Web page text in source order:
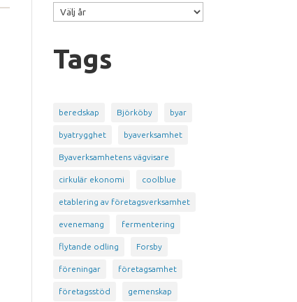
Tags
beredskap Björköby byar
byatrygghet byaverksamhet
Byaverksamhetens vägvisare
cirkulär ekonomi coolblue
etablering av företagsverksamhet
evenemang fermentering
flytande odling Forsby
föreningar företagsamhet
företagsstöd gemenskap